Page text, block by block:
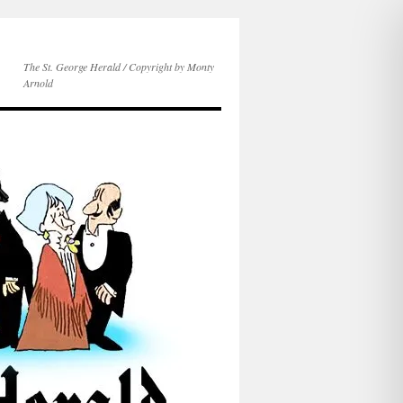
The St. George Herald / Copyright by Monty
Arnold